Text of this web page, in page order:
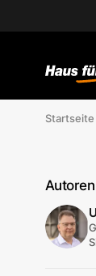
Startseite
Autoren